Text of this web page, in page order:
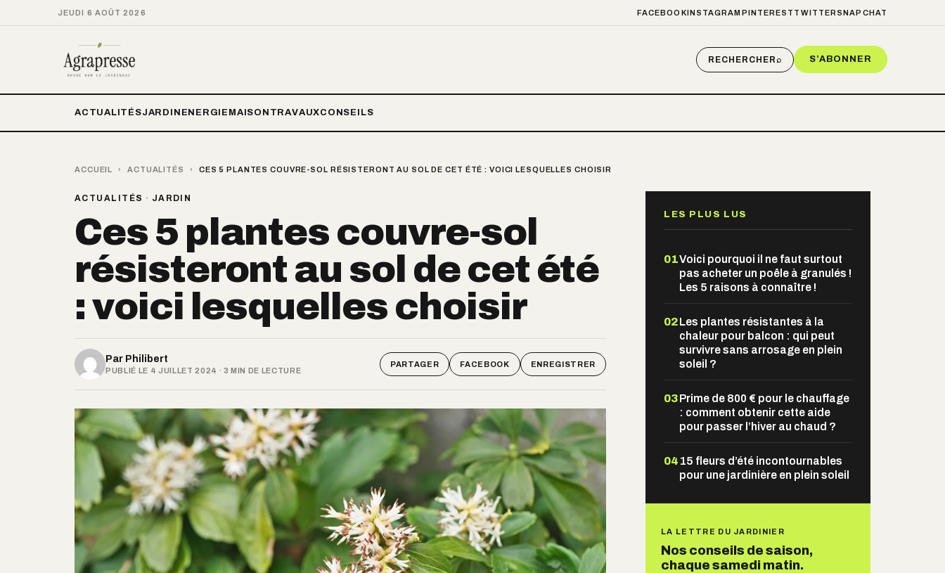
JEUDI 6 AOÛT 2026 FACEBOOKINSTAGRAM PINTEREST TWITTER SNAPCHAT
RECHERCHER⌕ S’ABONNER
ACTUALITÉSJARDIN ENERGIE MAISON TRAVAUXCONSEILS
ACCUEIL › ACTUALITÉS › CES 5 PLANTES COUVRE-SOL RÉSISTERONT AU SOL DE CET ÉTÉ : VOICI LESQUELLES CHOISIR
ACTUALITÉS · JARDIN
Ces 5 plantes couvre-sol
résisteront au sol de cet été
: voici lesquelles choisir
Par Philibert
PUBLIÉ LE 4 JUILLET 2024 · 3 MIN DE LECTURE
PARTAGER FACEBOOK ENREGISTRER
LES PLUS LUS
01Voici pourquoi il ne faut surtout
pas acheter un poêle à granulés !
Les 5 raisons à connaître !
02Les plantes résistantes à la
chaleur pour balcon : qui peut
survivre sans arrosage en plein
soleil ?
03Prime de 800 € pour le chauffage
: comment obtenir cette aide
pour passer l’hiver au chaud ?
04 15 fleurs d’été incontournables
pour une jardinière en plein soleil
LA LETTRE DU JARDINIER
Nos conseils de saison,
chaque samedi matin.